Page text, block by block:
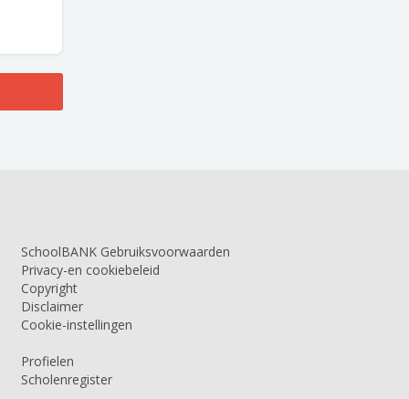
SchoolBANK Gebruiksvoorwaarden
Privacy-en cookiebeleid
Copyright
Disclaimer
Cookie-instellingen
Profielen
Scholenregister